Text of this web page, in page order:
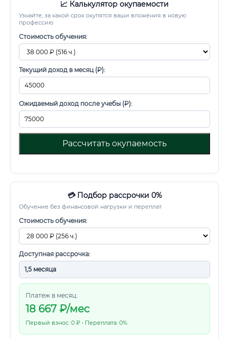
📈 Калькулятор окупаемости
Узнайте, за какой срок окупятся ваши вложения в новую
профессию
Стоимость обучения:
Текущий доход в месяц (₽):
Ожидаемый доход после учебы (₽):
Рассчитать окупаемость
💳 Подбор рассрочки 0%
Обучение без финансовой нагрузки и переплат
Стоимость обучения:
Доступная рассрочка:
Платеж в месяц:
18 667 ₽/мес
Первый взнос: 0 ₽ • Переплата: 0%